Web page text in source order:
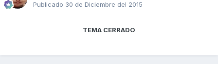
Publicado 30 de Diciembre del 2015
TEMA CERRADO